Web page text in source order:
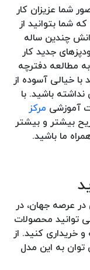
شما عزیزان کار
شما بتوانید از
چندین ساله
جدید کار
مطالعه دفترچه
با خیالی آسوده از
باشید. با
آموزشی مرکز
بیشتر و بیشتر
ما باشید.
در عرصه جهان، در
توانید محصولات
خریداری کنید. از
توان به این مدل